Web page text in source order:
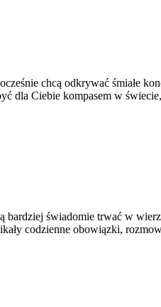
chcą odkrywać śmiałe
dla Ciebie kompasem w
bardziej świadomie trwać w
codzienne obowiązki,